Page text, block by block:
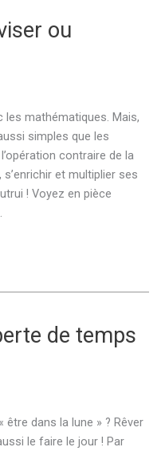
ou
les mathématiques. Mais,
simples que les
contraire de la
et multiplier ses
! Voyez en pièce
de temps
être dans la lune » ? Rêver
le faire le jour ! Par